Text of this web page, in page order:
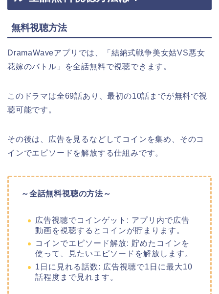
無料視聴方法
DramaWaveアプリでは、「結納式戦争美女姑VS悪女
花嫁のバトル」を全話無料で視聴できます。
このドラマは全69話あり、最初の10話までが無料で視
聴可能です。
その後は、広告を見るなどしてコインを集め、そのコ
インでエピソードを解放する仕組みです。
～全話無料視聴の方法～
広告視聴でコインゲット: アプリ内で広告
動画を視聴するとコインが貯まります。
コインでエピソード解放: 貯めたコインを
使って、見たいエピソードを解放します。
1日に見れる話数: 広告視聴で1日に最大10
話程度まで見れます。